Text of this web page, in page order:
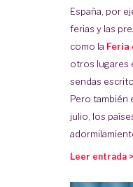
España, por
ferias y las
como la Feria
otros lugares
sendas
Pero también
julio, los
adormilamiento
Leer entrada >